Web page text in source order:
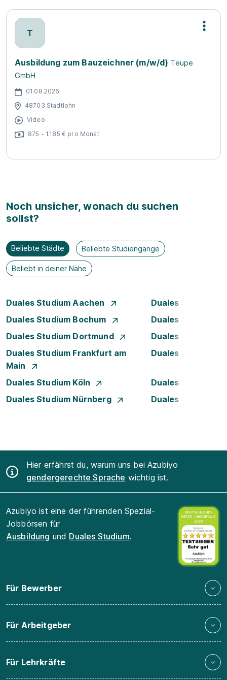
T
Ausbildung zum Bauzeichner (m/w/d) Teupe
GmbH
01.08.2026
48703 Stadtlohn
Video
875 - 1.185 € pro Monat
Noch unsicher, wonach du suchen
sollst?
Beliebte Städte Beliebte Studiengänge
Beliebt in deiner Nähe
Duales Studium Aachen
Duales Studium
Duales Studium Bochum
Duales Studium
Duales Studium Dortmund
Duales Studium
Duales Studium Frankfurt am
Main
Duales Studium
Duales Studium Köln
Duales Studium
Duales Studium Nürnberg
Duales Studium
Hier erfährst du, warum uns bei Azubiyo
gendergerechte Sprache wichtig ist.
Azubiyo ist eine der führenden Spezial-
Jobbörsen für
Ausbildung und Duales Studium.
Für Bewerber
Für Arbeitgeber
Für Lehrkräfte